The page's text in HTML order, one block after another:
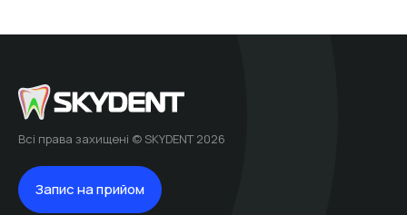
Всі права захищені © SKYDENT 2026
Запис на прийом